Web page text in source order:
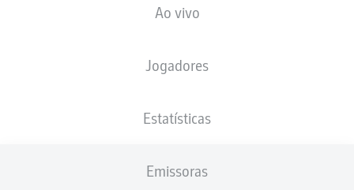
Ao vivo
Jogadores
Estatísticas
Emissoras
ter., 12.01.2027 - qui., 14.01.2027
Publicidade